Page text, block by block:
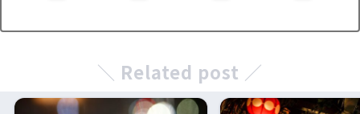
＼ Related post ／